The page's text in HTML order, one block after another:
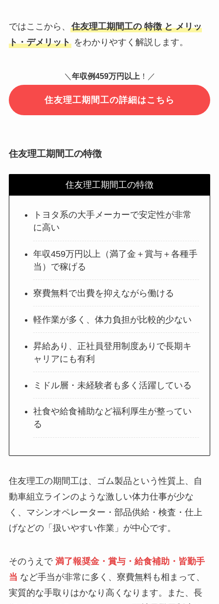
ではここから、 住友理工期間工の 特徴 と メリッ
ト・デメリットをわかりやすく解説します。
＼ 年収例459万円以上 ！／
住友理工期間工の詳細はこちら
住友理工期間工の特徴
住友理工期間工の特徴
トヨタ系の大手メーカーで安定性が非常
に高い
年収459万円以上（満了金＋賞与＋各種手
当）で稼げる
寮費無料で出費を抑えながら働ける
軽作業が多く、体力負担が比較的少ない
昇給あり、正社員登用制度ありで長期キ
ャリアにも有利
ミドル層・未経験者も多く活躍している
社食や給食補助など福利厚生が整ってい
る
住友理工の期間工は、ゴム製品という性質上、自
動車組立ラインのような激しい体力仕事が少な
く、マシンオペレーター・部品供給・検査・仕上
げなどの「扱いやすい作業」が中心です。
そのうえで 満了報奨金・賞与・給食補助・皆勤手
当 など手当が非常に多く、寮費無料も相まって、
実質的な手取りはかなり高くなります。また、長